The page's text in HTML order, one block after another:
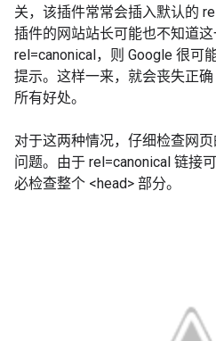
关，该插件常常会插入默认的
插件的网站站长可能也不知道
rel=canonical，则 Google 很可
提示。这样一来，就会丧失正
所有好处。
对于这两种情况，仔细检查网
问题。由于 rel=canonical 链接
必检查整个 <head> 部分。